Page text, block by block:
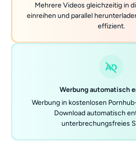
Mehrere Videos gleichzeitig in
einreihen und parallel
effizient.
Werbung automatisch
Werbung in kostenlosen
Download automatisch
unterbrechungsfreies